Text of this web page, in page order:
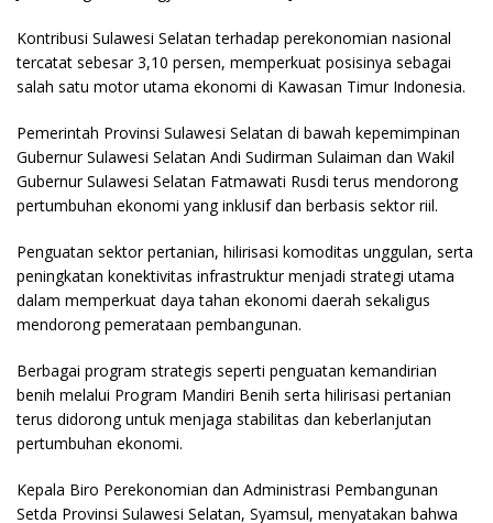
Kontribusi Sulawesi Selatan terhadap perekonomian nasional
tercatat sebesar 3,10 persen, memperkuat posisinya sebagai
salah satu motor utama ekonomi di Kawasan Timur Indonesia.
Pemerintah Provinsi Sulawesi Selatan di bawah kepemimpinan
Gubernur Sulawesi Selatan Andi Sudirman Sulaiman dan Wakil
Gubernur Sulawesi Selatan Fatmawati Rusdi terus mendorong
pertumbuhan ekonomi yang inklusif dan berbasis sektor riil.
Penguatan sektor pertanian, hilirisasi komoditas unggulan, serta
peningkatan konektivitas infrastruktur menjadi strategi utama
dalam memperkuat daya tahan ekonomi daerah sekaligus
mendorong pemerataan pembangunan.
Berbagai program strategis seperti penguatan kemandirian
benih melalui Program Mandiri Benih serta hilirisasi pertanian
terus didorong untuk menjaga stabilitas dan keberlanjutan
pertumbuhan ekonomi.
Kepala Biro Perekonomian dan Administrasi Pembangunan
Setda Provinsi Sulawesi Selatan, Syamsul, menyatakan bahwa